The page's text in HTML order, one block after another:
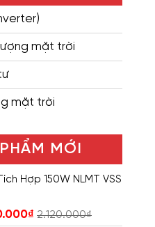
mặt trời
mặt trời
MỚI
Hợp 150W NLMT VSS
₫ 2.120.000₫